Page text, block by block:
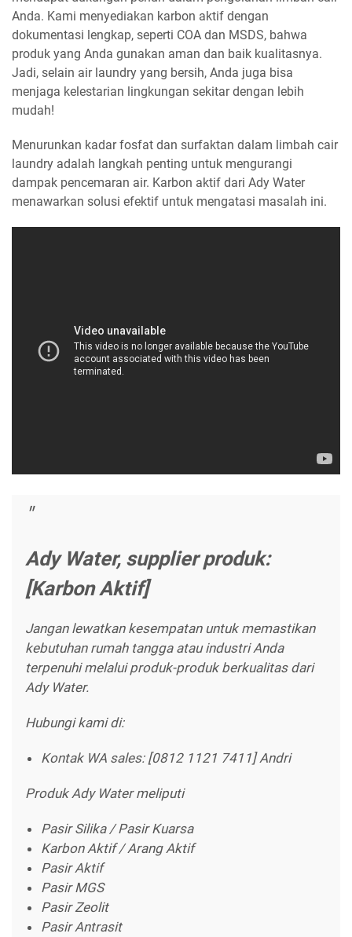
Anda. Kami menyediakan karbon aktif dengan
dokumentasi lengkap, seperti COA dan MSDS, bahwa
produk yang Anda gunakan aman dan baik kualitasnya.
Jadi, selain air laundry yang bersih, Anda juga bisa
menjaga kelestarian lingkungan sekitar dengan lebih
mudah!
Menurunkan kadar fosfat dan surfaktan dalam limbah cair
laundry adalah langkah penting untuk mengurangi
dampak pencemaran air. Karbon aktif dari Ady Water
menawarkan solusi efektif untuk mengatasi masalah ini.
Ady Water, supplier produk:
[Karbon Aktif]
Jangan lewatkan kesempatan untuk memastikan
kebutuhan rumah tangga atau industri Anda
terpenuhi melalui produk-produk berkualitas dari
Ady Water.
Hubungi kami di:
Kontak WA sales: [0812 1121 7411] Andri
Produk Ady Water meliputi
Pasir Silika / Pasir Kuarsa
Karbon Aktif / Arang Aktif
Pasir Aktif
Pasir MGS
Pasir Zeolit
Pasir Antrasit